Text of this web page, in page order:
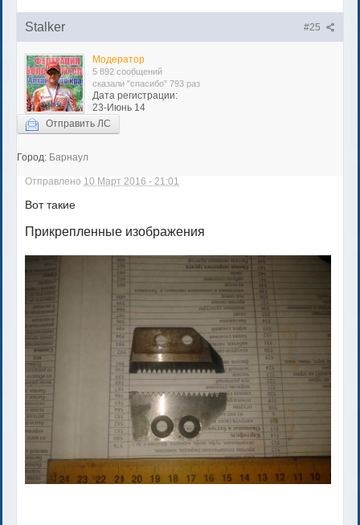
#25
Stalker
Модератор
5 892 сообщений
сказали "спасибо" 793 раз
Дата регистрации:
23-Июнь 14
Отправить ЛС
Город: Барнаул
Отправлено 10 Март 2016 - 21:01
Вот такие
Прикрепленные изображения